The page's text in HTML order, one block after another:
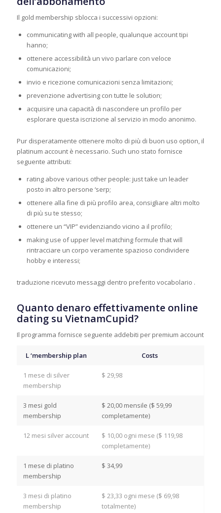
Il gold membership sblocca i successivi opzioni:
communicating with all people, qualunque account tipi
hanno;
ottenere accessibilità un vivo parlare con veloce
comunicazioni;
invio e ricezione comunicazioni senza limitazioni;
prevenzione advertising con tutte le solution;
acquisire una capacità di nascondere un profilo per
esplorare questa iscrizione al servizio in modo anonimo.
Pur disperatamente ottenere molto di più di buon uso option, il
platinum account è necessario. Such uno stato fornisce
seguente attributi:
rating above various other people: just take un leader
posto in altro persone ‘serp;
ottenere alla fine di più profilo area, consigliare altri molto
di più su te stesso;
ottenere un “VIP” evidenziando vicino a il profilo;
making use of upper level matching formule that will
rintracciare un corpo veramente spazioso condividere
hobby e interessi;
traduzione ricevuto messaggi dentro preferito vocabolario .
Quanto denaro effettivamente online
dating su VietnamCupid?
Il programma fornisce seguente addebiti per premium account
L ‘membership plan Costs
1 mese di silver
membership
$ 29,98
3 mesi gold
membership
$ 20,00 mensile ($ 59,99
completamente)
12 mesi silver account
$ 10,00 ogni mese ($ 119,98
completamente)
1 mese di platino
membership
$ 34,99
3 mesi di platino
membership
$ 23,33 ogni mese ($ 69,98
totalmente)